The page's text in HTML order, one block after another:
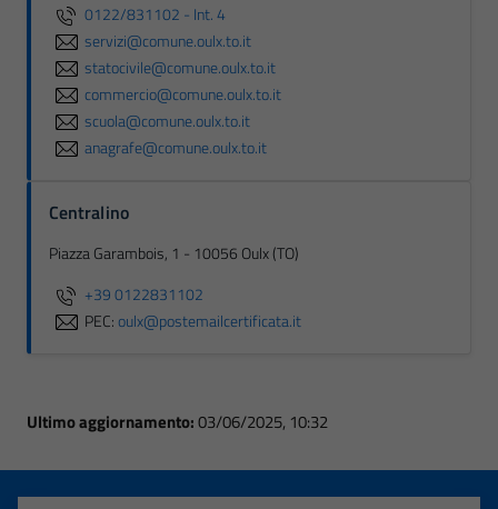
0122/831102 - Int. 4
servizi@comune.oulx.to.it
statocivile@comune.oulx.to.it
commercio@comune.oulx.to.it
scuola@comune.oulx.to.it
anagrafe@comune.oulx.to.it
Centralino
Piazza Garambois, 1 - 10056 Oulx (TO)
+39 0122831102
PEC:oulx@postemailcertificata.it
Ultimo aggiornamento:03/06/2025, 10:32